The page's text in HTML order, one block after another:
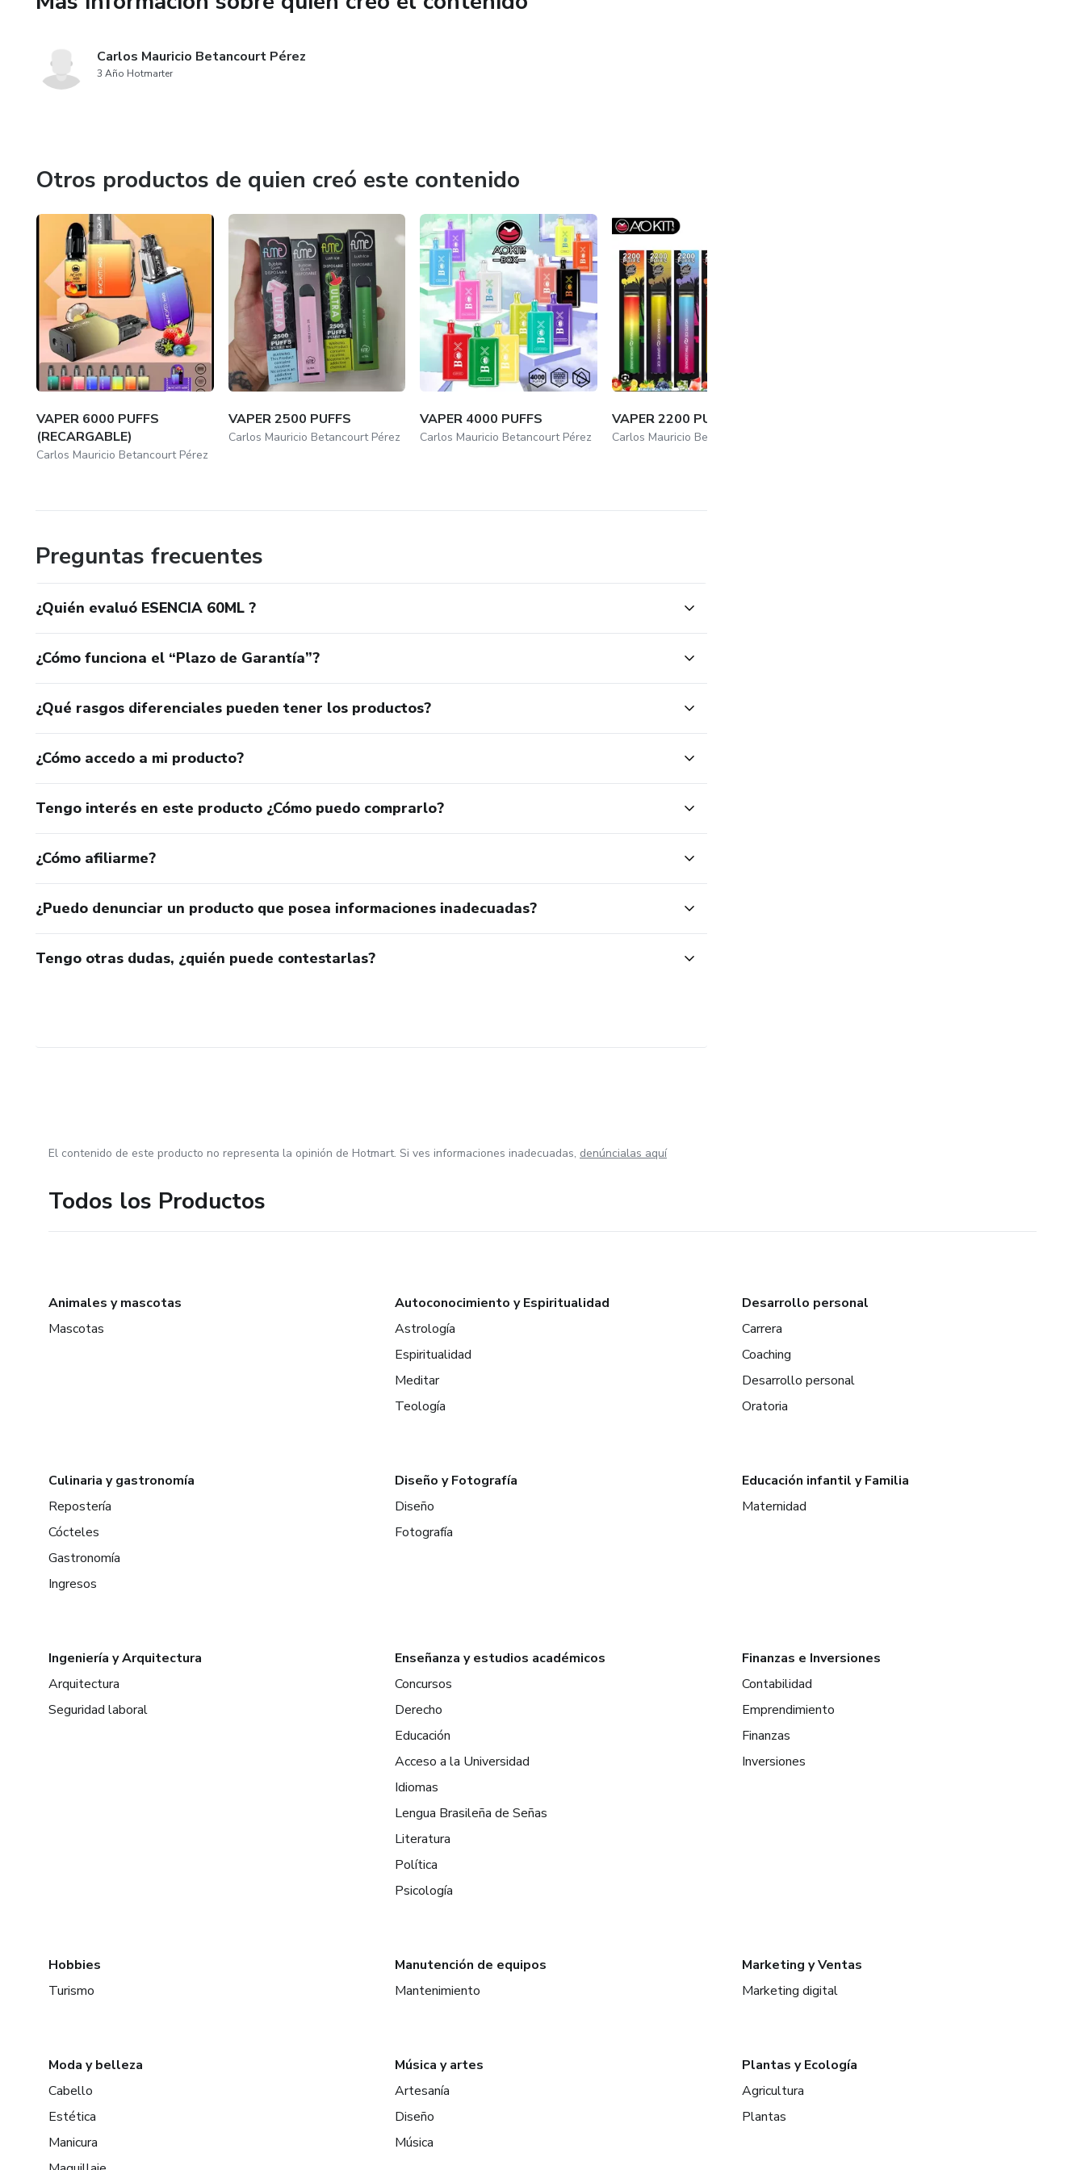
Carlos Mauricio Betancourt Pérez
3 Año Hotmarter
Otros productos de quien creó este contenido
VAPER 6000 PUFFS
(RECARGABLE)
Carlos Mauricio Betancourt Pérez
VAPER 2500 PUFFS
Carlos Mauricio Betancourt Pérez
VAPER 4000 PUFFS
Carlos Mauricio Betancourt Pérez
VAPER 2200 PUFFS
Carlos Mauricio Betancourt Pérez
Preguntas frecuentes
¿Quién evaluó ESENCIA 60ML ?
¿Cómo funciona el “Plazo de Garantía”?
¿Qué rasgos diferenciales pueden tener los productos?
¿Cómo accedo a mi producto?
Tengo interés en este producto ¿Cómo puedo comprarlo?
¿Cómo afiliarme?
¿Puedo denunciar un producto que posea informaciones inadecuadas?
Tengo otras dudas, ¿quién puede contestarlas?
El contenido de este producto no representa la opinión de Hotmart. Si ves informaciones inadecuadas, denúncialas aquí
Todos los Productos
Animales y mascotas
Mascotas
Autoconocimiento y Espiritualidad
Astrología
Espiritualidad
Meditar
Teología
Desarrollo personal
Carrera
Coaching
Desarrollo personal
Oratoria
Culinaria y gastronomía
Repostería
Cócteles
Gastronomía
Ingresos
Diseño y Fotografía
Diseño
Fotografía
Educación infantil y Familia
Maternidad
Ingeniería y Arquitectura
Arquitectura
Seguridad laboral
Enseñanza y estudios académicos
Concursos
Derecho
Educación
Acceso a la Universidad
Idiomas
Lengua Brasileña de Señas
Literatura
Política
Psicología
Finanzas e Inversiones
Contabilidad
Emprendimiento
Finanzas
Inversiones
Hobbies
Turismo
Manutención de equipos
Mantenimiento
Marketing y Ventas
Marketing digital
Moda y belleza
Cabello
Estética
Manicura
Música y artes
Artesanía
Diseño
Música
Plantas y Ecología
Agricultura
Plantas